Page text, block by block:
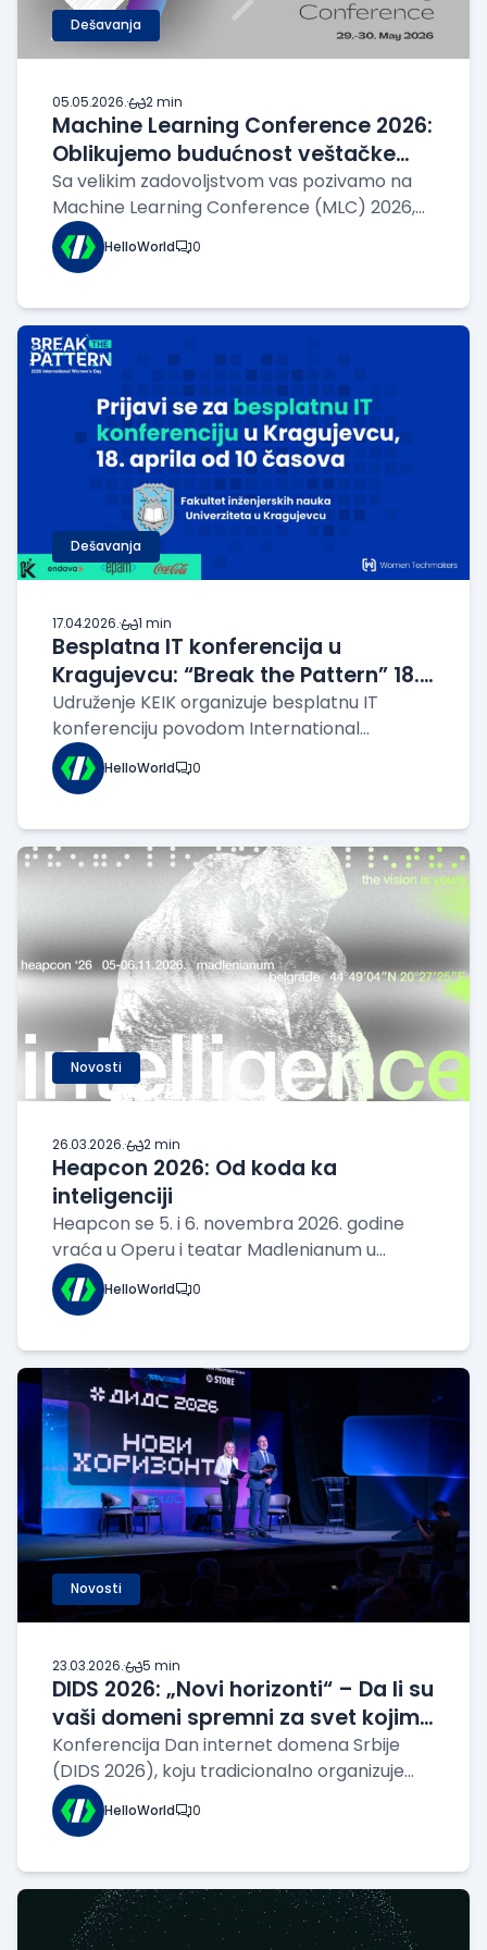
Dešavanja
05.05.2026.· 2 min
Machine Learning Conference 2026:
Oblikujemo budućnost veštačke
inteligencije u Subotici
Sa velikim zadovoljstvom vas pozivamo na
Machine Learning Conference (MLC) 2026,
koja će i ove godine okupiti vrhunske
stručnjake, istraživače i biznis lidere. Bilo da
tehnološki inovator ili poslovni lider koji
HelloWorld 0
Dešavanja
17.04.2026.· 1 min
Besplatna IT konferencija u
Kragujevcu: “Break the Pattern” 18.
aprila od 10h
Udruženje KEIK organizuje besplatnu IT
konferenciju povodom International
Women’s Day 2026, koja će se održati 18.
aprila od 10h na Fakultetu inženjerskih nauka
realizuje uz podršku Fakulteta inženjerskih
nauka kao
HelloWorld 0
Novosti
26.03.2026.· 2 min
Heapcon 2026: Od koda ka
inteligenciji
Heapcon se 5. i 6. novembra 2026. godine
vraća u Operu i teatar Madlenianum u
Beogradu u svom osmom izdanju. Ove
godine, konferencija se tematski fokusira na
na veštačkoj inteligenciji sve
više automatizuju
HelloWorld 0
Novosti
23.03.2026.· 5 min
DIDS 2026: „Novi horizonti“ – Da li su
vaši domeni spremni za svet kojim
upravlja veštačka inteligencija?
Konferencija Dan internet domena Srbije
(DIDS 2026), koju tradicionalno organizuje
Fondacija „Registar nacionalnog internet
domena Srbije” (RNIDS), održana je 17. marta
Ovaj događaj okupio je vodeće domaće i
svets
HelloWorld 0